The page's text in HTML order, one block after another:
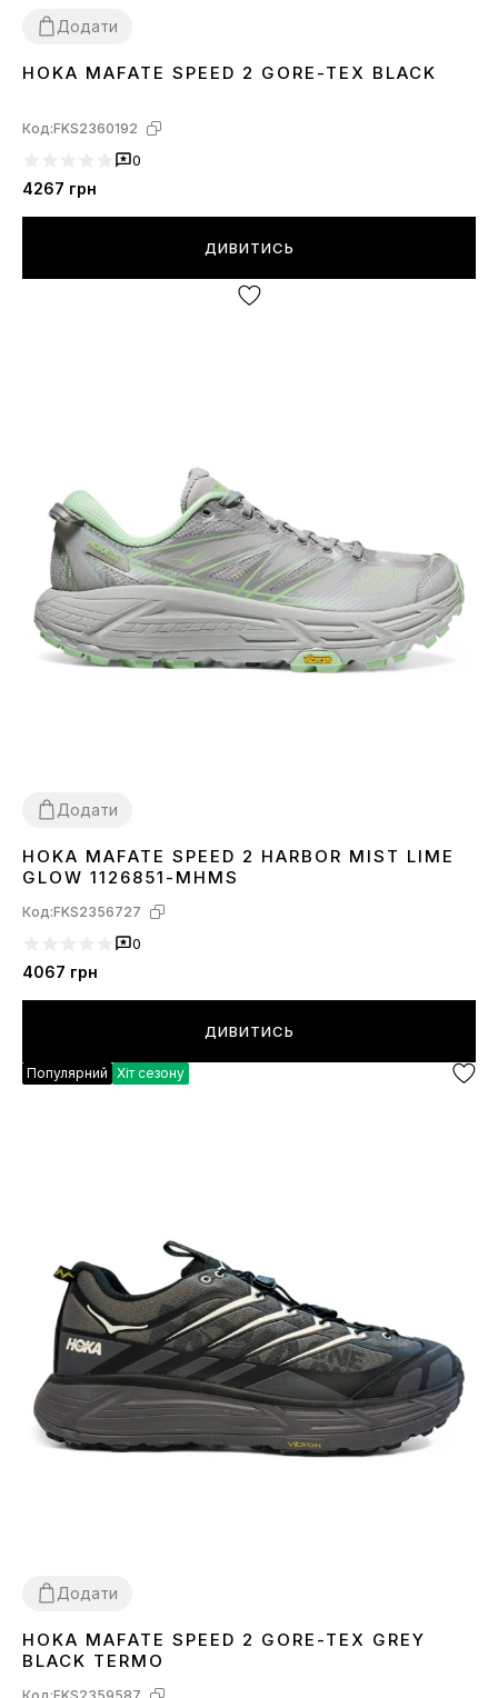
Додати
41 4243444546
HOKA MAFATE SPEED 2 GORE-TEX BLACK
Код:FKS2360192
0
4267 грн
ДИВИТИСЬ
Додати
41 424344
HOKA MAFATE SPEED 2 HARBOR MIST LIME
GLOW 1126851-MHMS
Код:FKS2356727
0
4067 грн
ДИВИТИСЬ
Популярний Хіт сезону
Додати
41 4243444546
HOKA MAFATE SPEED 2 GORE-TEX GREY
BLACK TERMO